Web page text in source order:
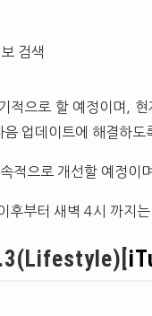
검색
적으로 할 예정이며,
업데이트에 해결하도
적으로 개선할 예정이
후부터 새벽 4시 까지